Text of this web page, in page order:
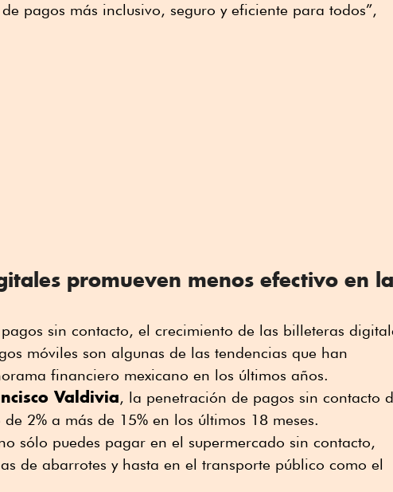
pagos más inclusivo, seguro y eficiente para todos”,
promueven menos efectivo en
sin contacto, el crecimiento de las billeteras
móviles son algunas de las tendencias que han
financiero mexicano en los últimos años.
Valdivia, la penetración de pagos sin contacto
2% a más de 15% en los últimos 18 meses.
sólo puedes pagar en el supermercado sin contacto,
de abarrotes y hasta en el transporte público como el